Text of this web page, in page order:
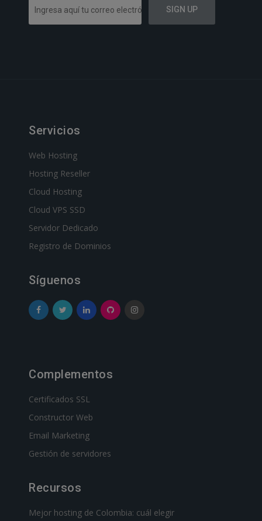
Servicios
Web Hosting
Hosting Reseller
Cloud Hosting
Cloud VPS SSD
Servidor Dedicado
Registro de Dominios
Síguenos
Complementos
Certificados SSL
Constructor Web
Email Marketing
Gestión de servidores
Recursos
Mejor hosting de Colombia: cuál elegir